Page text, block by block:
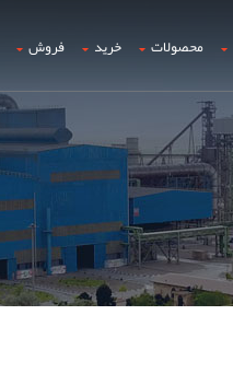
محصولات خرید فروش